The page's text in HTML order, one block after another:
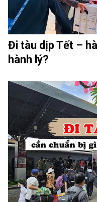
Đi tàu dịp Tết –
hành lý?